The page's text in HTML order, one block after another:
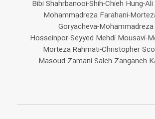
Bibi Shahrbanooi-Shih-Chieh Hung-
Mohammadreza Farahani-
Goryacheva-
Hosseinpor-Seyyed Mehdi Mousavi-
Morteza Rahmati-Christopher
Masoud Zamani-Saleh Zanganeh-